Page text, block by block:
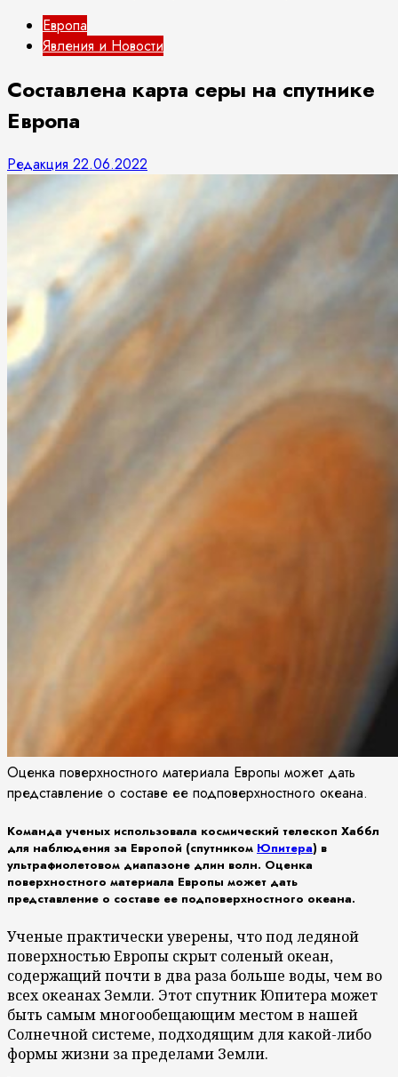
Европа
Явления и Новости
Составлена карта серы на спутнике
Европа
Редакция 22.06.2022
Оценка поверхностного материала Европы может дать
представление о составе ее подповерхностного океана.
Команда ученых использовала космический телескоп Хаббл
для наблюдения за Европой (спутником Юпитера) в
ультрафиолетовом диапазоне длин волн. Оценка
поверхностного материала Европы может дать
представление о составе ее подповерхностного океана.
Ученые практически уверены, что под ледяной
поверхностью Европы скрыт соленый океан,
содержащий почти в два раза больше воды, чем во
всех океанах Земли. Этот спутник Юпитера может
быть самым многообещающим местом в нашей
Солнечной системе, подходящим для какой-либо
формы жизни за пределами Земли.